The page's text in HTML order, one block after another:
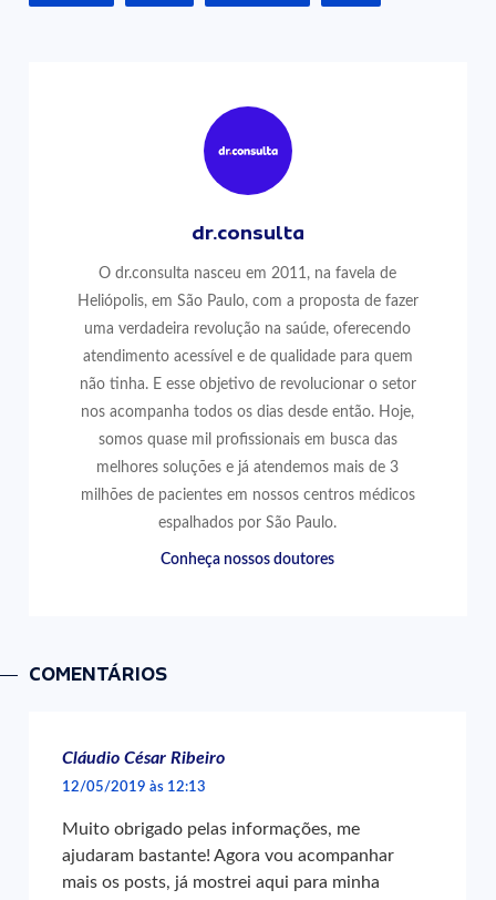
dr.consulta
O dr.consulta nasceu em 2011, na favela de
Heliópolis, em São Paulo, com a proposta de fazer
uma verdadeira revolução na saúde, oferecendo
atendimento acessível e de qualidade para quem
não tinha. E esse objetivo de revolucionar o setor
nos acompanha todos os dias desde então. Hoje,
somos quase mil profissionais em busca das
melhores soluções e já atendemos mais de 3
milhões de pacientes em nossos centros médicos
espalhados por São Paulo.
Conheça nossos doutores
COMENTÁRIOS
Cláudio César Ribeiro
12/05/2019 às 12:13
Muito obrigado pelas informações, me
ajudaram bastante! Agora vou acompanhar
mais os posts, já mostrei aqui para minha